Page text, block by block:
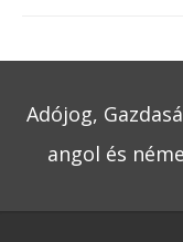
Adójog,
angol és